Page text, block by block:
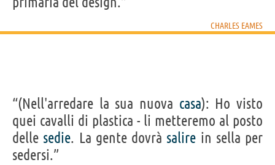
CHARLES EAMES
“(Nell'arredare la sua nuova casa): Ho visto
quei cavalli di plastica - li metteremo al posto
delle sedie. La gente dovrà salire in sella per
sedersi.”